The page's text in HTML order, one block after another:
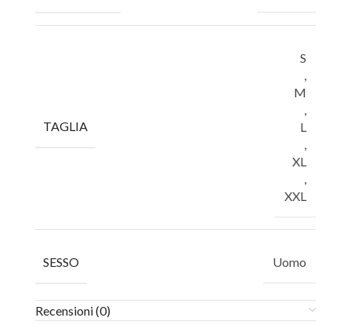
TAGLIA
S
M
L
XL
XXL
SESSO Uomo
Recensioni (0)